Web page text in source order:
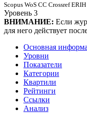
Scopus WoS CC Crossref ERIH
Уровень 3
ВНИМАНИЕ: Если
для него действует
Основная
Уровни
Показатели
Категории
Квартили
Рейтинги
Ссылки
Анализ